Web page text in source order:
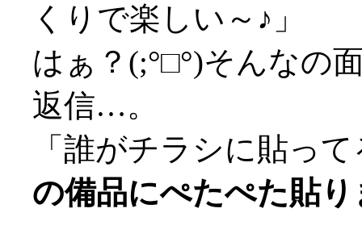
くりで楽しい～♪」
はぁ？(;°□°)そんなの
返信…。
「誰がチラシに貼っ
の備品にぺたぺた貼